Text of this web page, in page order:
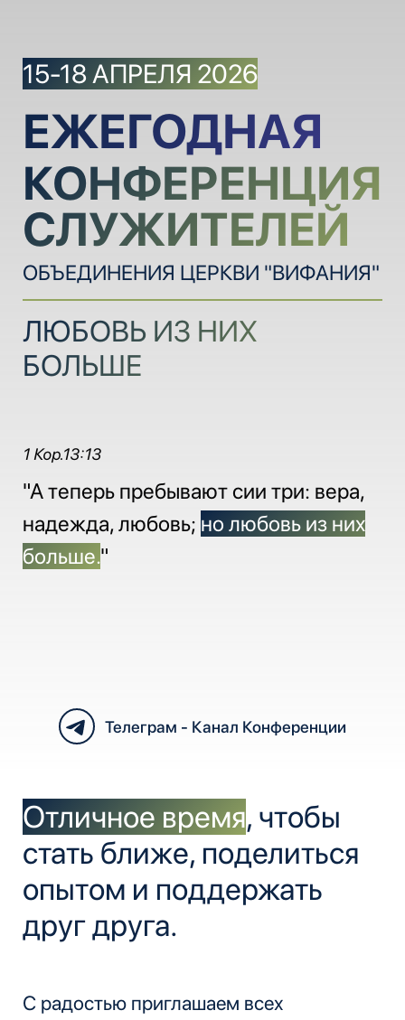
15-18 АПРЕЛЯ 2026
ЕЖЕГОДНАЯ
КОНФЕРЕНЦИЯ
СЛУЖИТЕЛЕЙ
ОБЪЕДИНЕНИЯ ЦЕРКВИ "ВИФАНИЯ"
ЛЮБОВЬ ИЗ НИХ
БОЛЬШЕ
1 Кор.13:13
"А теперь пребывают сии три: вера,
надежда, любовь; но любовь из них
больше."
Телеграм - Канал Конференции
Отличное время, чтобы
стать ближе, поделиться
опытом и поддержать
друг друга.
С радостью приглашаем всех